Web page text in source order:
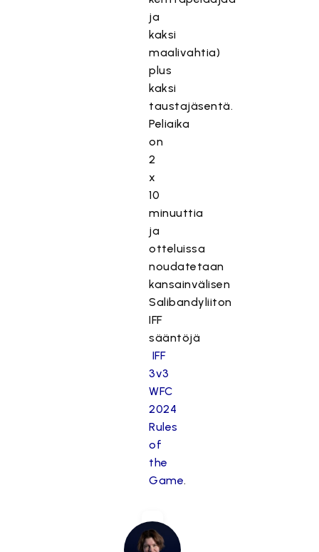
ja
kaksi
maalivahtia)
plus
kaksi
taustajäsentä.
Peliaika
on
2
x
10
minuuttia
ja
otteluissa
noudatetaan
kansainvälisen
Salibandyliiton
IFF
sääntöjä
IFF
3v3
WFC
2024
Rules
of
the
Game.